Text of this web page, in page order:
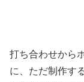
打ち合わせから
に、ただ制作す